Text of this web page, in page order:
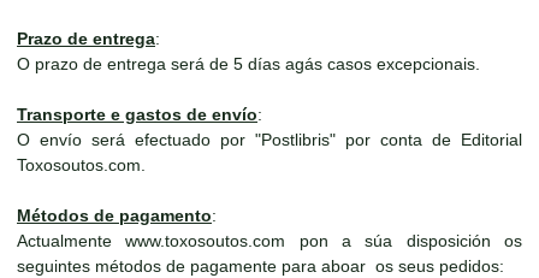
Prazo de entrega:
O prazo de entrega será de 5 días agás casos excepcionais.
Transporte e gastos de envío:
O envío será efectuado por "Postlibris" por conta de Editorial
Toxosoutos.com.
Métodos de pagamento:
Actualmente www.toxosoutos.com pon a súa disposición os
seguintes métodos de pagamente para aboar os seus pedidos: